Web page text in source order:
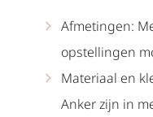
Afmetingen:
opstellingen
Materiaal en
Anker zijn in